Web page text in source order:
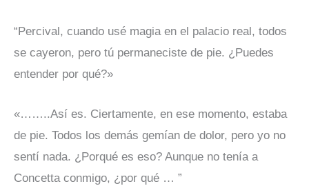
“Percival, cuando usé magia en el palacio real, todos
se cayeron, pero tú permaneciste de pie. ¿Puedes
entender por qué?»
«……..Así es. Ciertamente, en ese momento, estaba
de pie. Todos los demás gemían de dolor, pero yo no
sentí nada. ¿Porqué es eso? Aunque no tenía a
Concetta conmigo, ¿por qué … ”